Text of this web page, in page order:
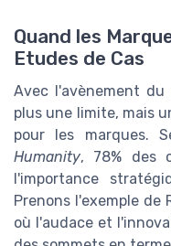
Quand les
Etudes de Cas
Avec l'avènement du
plus une limite, mais
pour les marques.
Humanity, 78% des
l'importance
Prenons l'exemple de
où l'audace et